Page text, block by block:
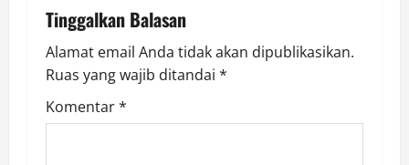
g
a
t
Tinggalkan Balasan
Alamat email Anda tidak akan dipublikasikan.
Ruas yang wajib ditandai *
Komentar*